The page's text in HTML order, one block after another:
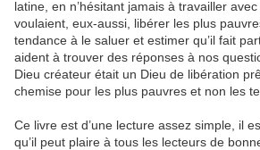
latine, en n’hésitant jamais à travailler
voulaient, eux-aussi, libérer les plus
tendance à le saluer et estimer qu’il fait
aident à trouver des réponses à nos
Dieu créateur était un Dieu de libération
chemise pour les plus pauvres et non les
Ce livre est d’une lecture assez simple, il
qu’il peut plaire à tous les lecteurs de